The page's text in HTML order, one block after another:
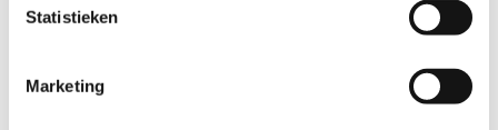
Statistieken
Marketing